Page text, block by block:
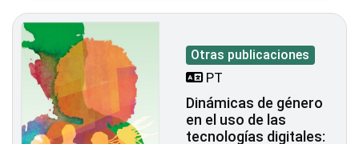
Otras publicaciones
PT
Dinámicas de género
en el uso de las
tecnologías digitales: